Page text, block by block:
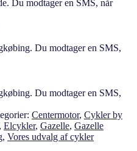
Du modtager en SMS, når
Du modtager en SMS,
Du modtager en SMS,
Centermotor, Cykler by
Elcykler, Gazelle, Gazelle
, Vores udvalg af cykler